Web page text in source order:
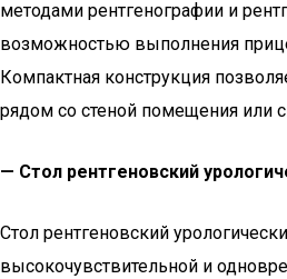
методами рентгенографии и
возможностью выполнения
Компактная конструкция
рядом со стеной помещения или
— Стол рентгеновский
Стол рентгеновский
высокочувствительной и